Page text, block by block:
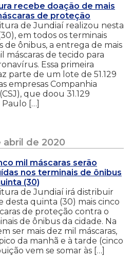
recebe doação de mais
de proteção
de Jundiaí realizou nesta
em todos os terminais
de ônibus, a entrega de mais
máscaras de tecido para
Essa primeira
parte de um lote de 51.129
empresas Companhia
que doou 31.129
Paulo […]
de 2020
mil máscaras serão
nos terminais de ônibus
(30)
de Jundiaí irá distribuir
desta quinta (30) mais cinco
de proteção contra o
de ônibus da cidade. Na
ser mais dez mil máscaras,
da manhã e à tarde (cinco
vem se somar às […]